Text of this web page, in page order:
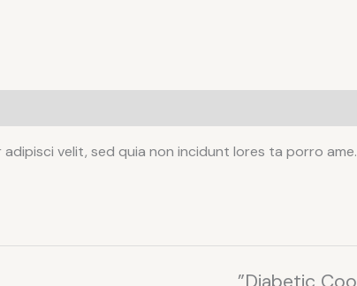
velit, sed quia non incidunt lores ta porro